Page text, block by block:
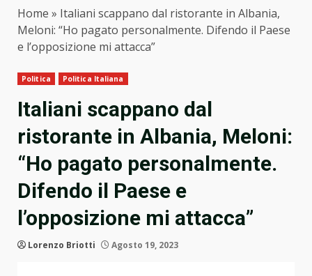
Home » Italiani scappano dal ristorante in Albania,
Meloni: “Ho pagato personalmente. Difendo il Paese
e l’opposizione mi attacca”
Politica Politica Italiana
Italiani scappano dal
ristorante in Albania, Meloni:
“Ho pagato personalmente.
Difendo il Paese e
l’opposizione mi attacca”
Lorenzo Briotti Agosto 19, 2023